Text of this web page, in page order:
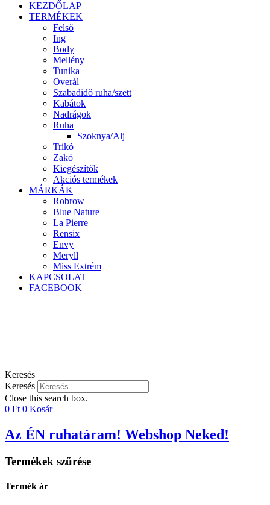
KEZDŐLAP
TERMÉKEK
Felső
Ing
Body
Mellény
Tunika
Overál
Szabadidő ruha/szett
Kabátok
Nadrágok
Ruha
Szoknya/Alj
Trikó
Zakó
Kiegészítők
Akciós termékek
MÁRKÁK
Robrow
Blue Nature
La Pierre
Rensix
Envy
Meryll
Miss Extrém
KAPCSOLAT
FACEBOOK
Keresés
Keresés
Close this search box.
0 Ft 0 Kosár
Az ÉN ruhatáram! Webshop Neked!
Termékek szűrése
Termék ár